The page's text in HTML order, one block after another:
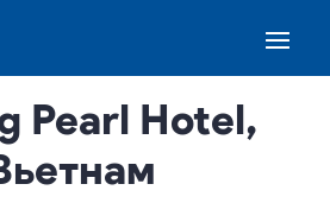
Pearl Hotel,